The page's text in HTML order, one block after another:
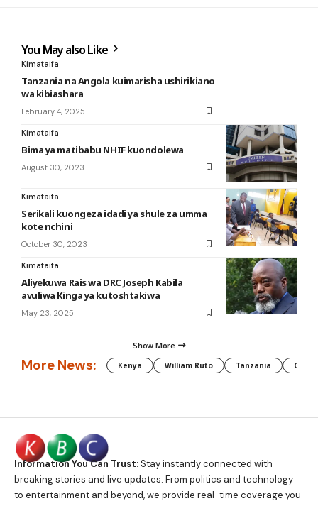
You May also Like
Kimataifa
Tanzania na Angola kuimarisha ushirikiano
wa kibiashara
February 4, 2025
Kimataifa
Bima ya matibabu NHIF kuondolewa
August 30, 2023
Kimataifa
Serikali kuongeza idadi ya shule za umma
kote nchini
October 30, 2023
Kimataifa
Aliyekuwa Rais wa DRC Joseph Kabila
avuliwa Kinga ya kutoshtakiwa
May 23, 2025
Show More
More News: Kenya William Ruto Tanzania CAF
Information You Can Trust:Stay instantly connected with
breaking stories and live updates. From politics and technology
to entertainment and beyond, we provide real-time coverage you